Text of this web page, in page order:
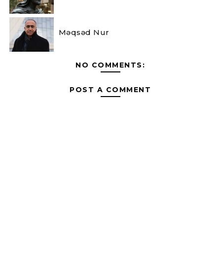
Məqsəd Nur
NO COMMENTS:
POST A COMMENT